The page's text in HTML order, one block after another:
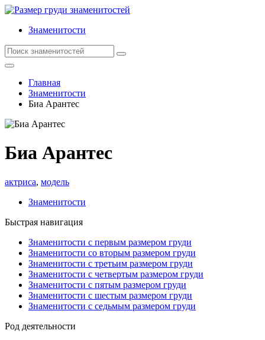
Знаменитости
Главная
Знаменитости
Биа Арантес
Биа Арантес
актриса, модель
Знаменитости
Быстрая навигация
Знаменитости с первым размером груди
Знаменитости со вторым размером груди
Знаменитости с третьим размером груди
Знаменитости с четвертым размером груди
Знаменитости с пятым размером груди
Знаменитости с шестым размером груди
Знаменитости с седьмым размером груди
Род деятельности